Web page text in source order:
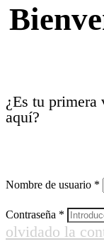
¿Es tu primera
aquí?
Nombre de usuario *
Contraseña *
olvidado la